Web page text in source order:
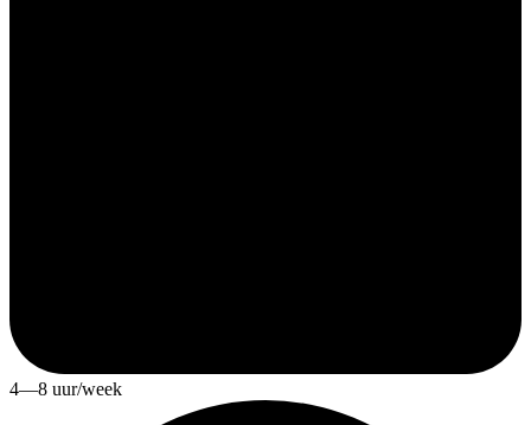
4—8 uur/week